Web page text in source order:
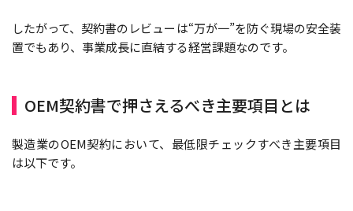
したがって、契約書のレビューは“万が一”を防ぐ現場の安全装
置でもあり、事業成長に直結する経営課題なのです。
OEM契約書で押さえるべき主要項目とは
製造業のOEM契約において、最低限チェックすべき主要項目
は以下です。